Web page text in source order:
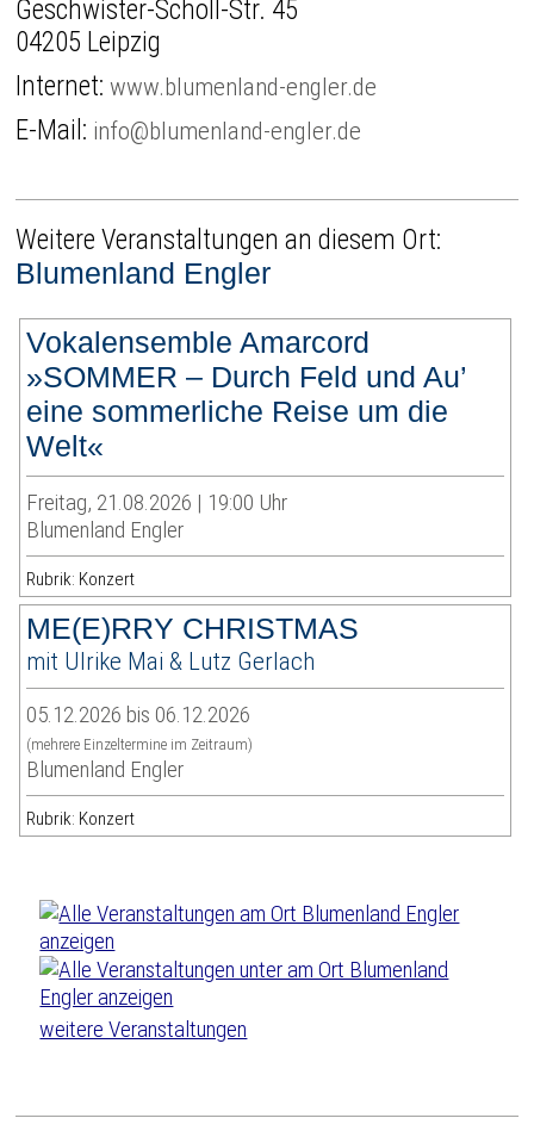
Geschwister-Scholl-Str. 45
04205 Leipzig
Internet:www.blumenland-engler.de
E-Mail: info@blumenland-engler.de
Weitere Veranstaltungen an diesem Ort:
Blumenland Engler
Vokalensemble Amarcord
»SOMMER – Durch Feld und Au’
eine sommerliche Reise um die
Welt«
Freitag, 21.08.2026 | 19:00 Uhr
Blumenland Engler
Rubrik: Konzert
ME(E)RRY CHRISTMAS
mit Ulrike Mai & Lutz Gerlach
05.12.2026 bis 06.12.2026
(mehrere Einzeltermine im Zeitraum)
Blumenland Engler
Rubrik: Konzert
weitere Veranstaltungen